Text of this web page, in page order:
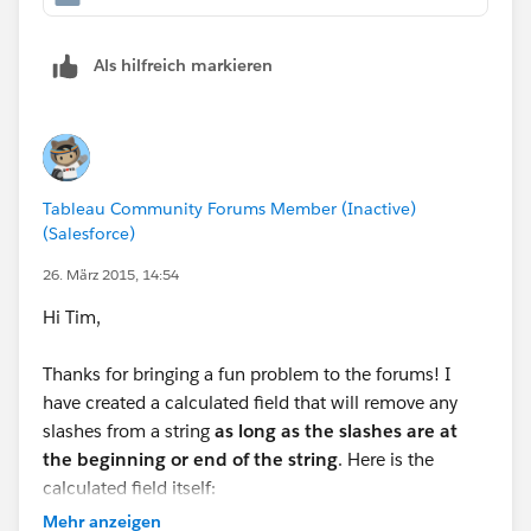
Als hilfreich markieren
Tableau Community Forums Member (Inactive)
(Salesforce)
26. März 2015, 14:54
Hi Tim,
Thanks for bringing a fun problem to the forums! I
have created a calculated field that will remove any
slashes from a string as long as the slashes are at
the beginning or end of the string. Here is the
calculated field itself:
Mehr anzeigen